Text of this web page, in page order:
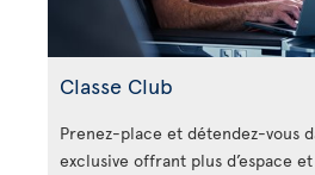
Classe Club
Prenez-place et détendez-vous
exclusive offrant plus d’espace